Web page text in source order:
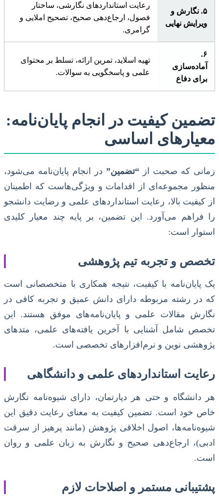
۵. نگارش و
ویرایش نهایی
رعایت استانداردهای نگارشی، ساختار
فصول، ارجاع‌دهی صحیح، تصحیح املایی و
گرامری.
۶.
آماده‌سازی
برای دفاع
تهیه اسلاید، تمرین ارائه، تسلط بر محتوای
علمی و پاسخگویی به سوالات.
تضمین کیفیت در انجام پایان‌نامه:
معیارهای اساسی
زمانی که صحبت از “تضمین” در انجام پایان‌نامه می‌شود،
منظور مجموعه‌ای از اقدامات و ویژگی‌هاست که اطمینان
از کیفیت بالا، رعایت استانداردهای علمی و رضایت دانشجو
را فراهم می‌آورد. این تضمین، بر پایه چند معیار کلیدی
استوار است:
تخصص و تجربه تیم پژوهشی
یک پایان‌نامه با کیفیت، نتیجه همکاری با متخصصانی است
که در رشته مربوطه دارای دانش عمیق و تجربه کافی در
نگارش مقالات علمی و پایان‌نامه‌های موفق هستند. این
تخصص شامل آشنایی با آخرین یافته‌های علمی، متدهای
پژوهشی نوین و نرم‌افزارهای تخصصی است.
رعایت استانداردهای علمی و دانشگاهی
هر دانشگاه و حتی هر دپارتمان، دارای شیوه‌نامه نگارش
خاص خود است. تضمین کیفیت به معنای رعایت دقیق این
شیوه‌نامه‌ها، اصول اخلاقی پژوهش (مانند پرهیز از سرقت
ادبی)، ارجاع‌دهی صحیح و نگارش به زبان علمی و روان
است.
پشتیبانی مستمر و اصلاحات لازم